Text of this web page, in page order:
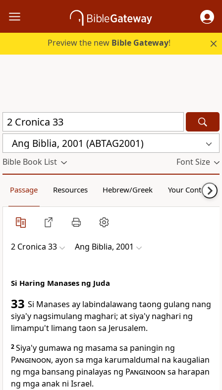
Preview the new Bible Gateway!
Ang Biblia, 2001 (ABTAG2001)
Bible Book List Font Size
Passage Resources Hebrew/Greek Your Content
2 Cronica 33 Ang Biblia, 2001
Si Haring Manases ng Juda
33 Si Manases ay labindalawang taong gulang nang
siya'y nagsimulang maghari; at siya'y naghari ng
limampu't limang taon sa Jerusalem.
2Siya'ygumawa ng masama sa paningin ng
Panginoon, ayon sa mga karumaldumal na kaugalian
ng mga bansang pinalayas ng Panginoon sa harapan
ng mga anak ni Israel.